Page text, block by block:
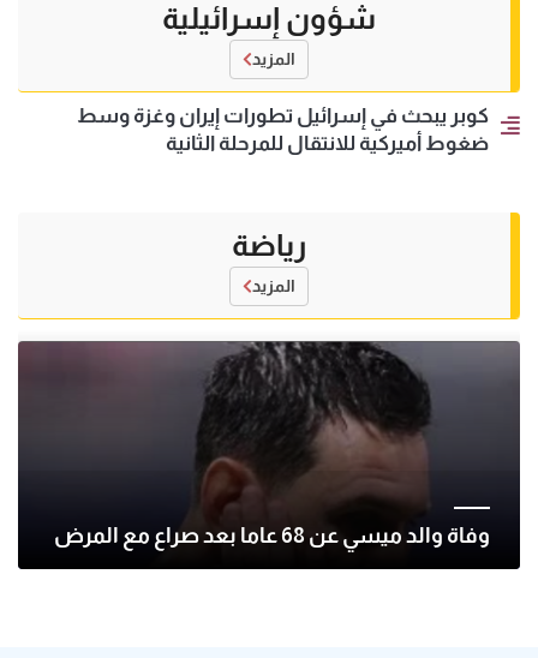
شؤون إسرائيلية
المزيد
كوبر يبحث في إسرائيل تطورات إيران وغزة وسط
ضغوط أميركية للانتقال للمرحلة الثانية
رياضة
المزيد
وفاة والد ميسي عن 68 عاما بعد صراع مع المرض